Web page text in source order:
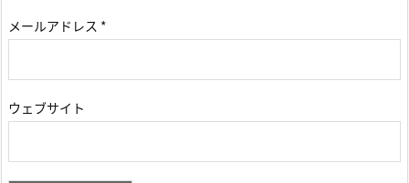
メールアドレス *
ウェブサイト